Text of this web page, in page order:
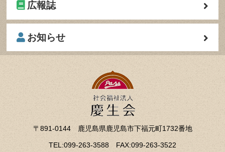
広報誌
お知らせ
〒891-0144 鹿児島県鹿児島市下福元町1732番地
TEL:099-263-3588 FAX:099-263-3522